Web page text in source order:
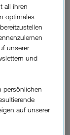
sehr viel
so
des am
erfolgreichen
Perspektiven
der
all ihren
optimales
unserer
und
persönlichen
auf unserer